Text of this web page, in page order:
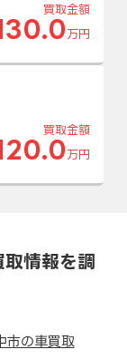
買取金額
万円
買取金額
万円
情報を調
市の車買取